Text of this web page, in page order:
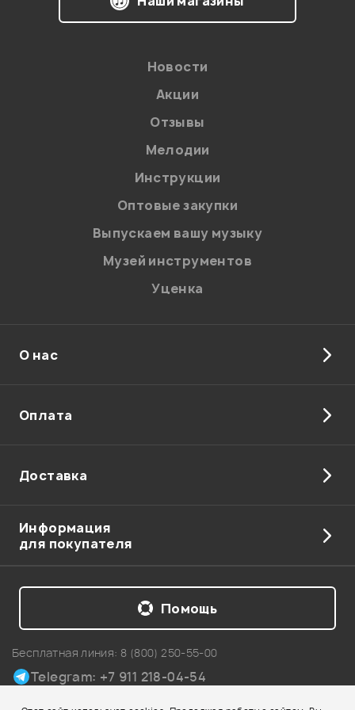
на обработку персональных данных в
Политикой в отношении обработки
персональных данных.
Введите проверочное число:
Отправить
Новости
Акции
Отзывы
Мелодии
Инструкции
Оптовые закупки
Выпускаем вашу музыку
Музей инструментов
Уценка
О нас
Оплата
Доставка
Информация
для покупателя
Бесплатная линия: 8 (800) 250-55-00
Telegram: +7 911 218-04-54
Помощь